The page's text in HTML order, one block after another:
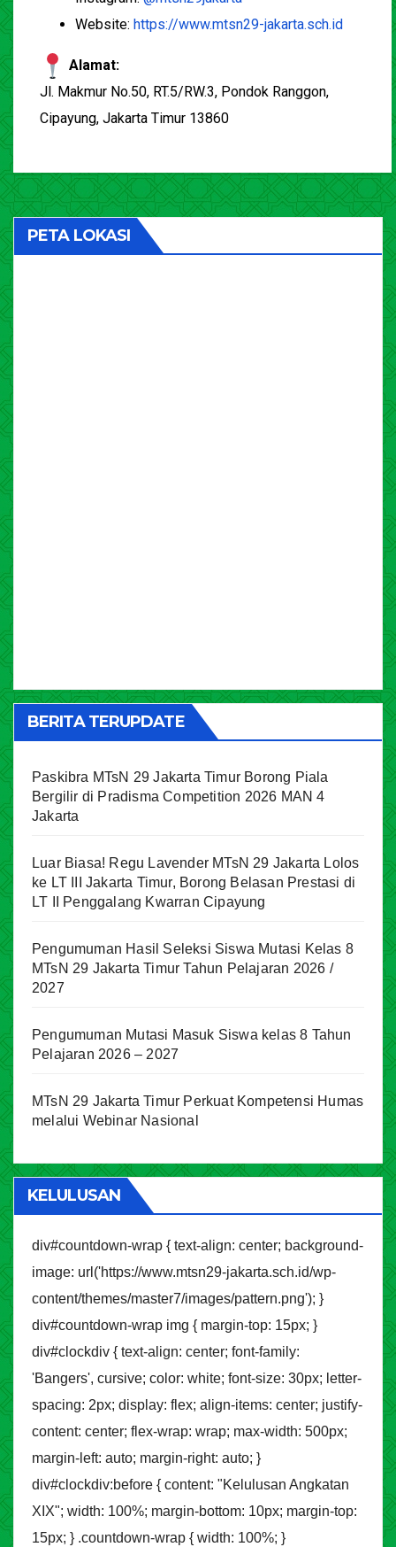
Website: https://www.mtsn29-jakarta.sch.id
Alamat:
Jl. Makmur No.50, RT.5/RW.3, Pondok Ranggon,
Cipayung, Jakarta Timur 13860
PETA LOKASI
BERITA TERUPDATE
Paskibra MTsN 29 Jakarta Timur Borong Piala
Bergilir di Pradisma Competition 2026 MAN 4
Jakarta
Luar Biasa! Regu Lavender MTsN 29 Jakarta Lolos
ke LT III Jakarta Timur, Borong Belasan Prestasi di
LT II Penggalang Kwarran Cipayung
Pengumuman Hasil Seleksi Siswa Mutasi Kelas 8
MTsN 29 Jakarta Timur Tahun Pelajaran 2026 /
2027
Pengumuman Mutasi Masuk Siswa kelas 8 Tahun
Pelajaran 2026 – 2027
MTsN 29 Jakarta Timur Perkuat Kompetensi Humas
melalui Webinar Nasional
KELULUSAN
div#countdown-wrap { text-align: center; background-
image: url('https://www.mtsn29-jakarta.sch.id/wp-
content/themes/master7/images/pattern.png'); }
div#countdown-wrap img { margin-top: 15px; }
div#clockdiv { text-align: center; font-family:
'Bangers', cursive; color: white; font-size: 30px; letter-
spacing: 2px; display: flex; align-items: center; justify-
content: center; flex-wrap: wrap; max-width: 500px;
margin-left: auto; margin-right: auto; }
div#clockdiv:before { content: "Kelulusan Angkatan
XIX"; width: 100%; margin-bottom: 10px; margin-top:
15px; } .countdown-wrap { width: 100%; }